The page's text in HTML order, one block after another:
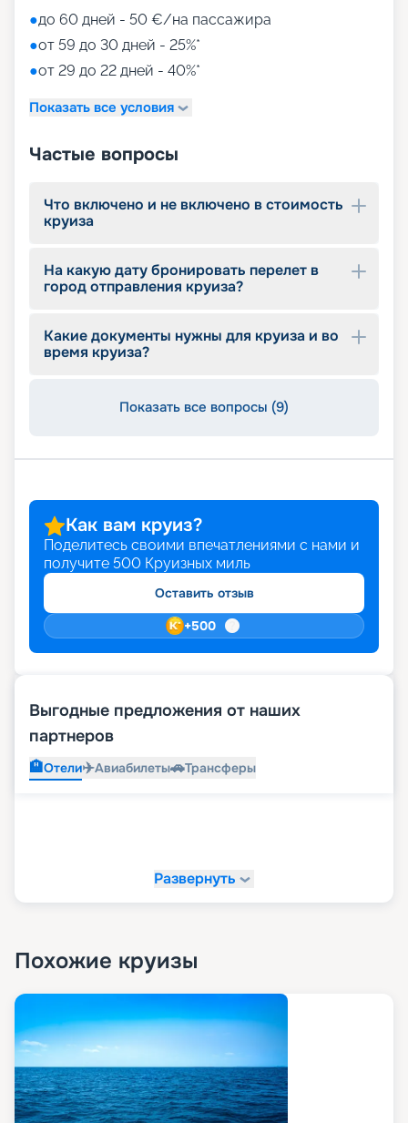
●до 60 дней - 50 €/на пассажира
●от 59 до 30 дней - 25%*
●от 29 до 22 дней - 40%*
Показать все условия
Частые вопросы
Что включено и не включено в стоимость
круиза
На какую дату бронировать перелет в
город отправления круиза?
Какие документы нужны для круиза и во
время круиза?
Показать все вопросы (9)
Как вам круиз?
Поделитесь своими впечатлениями с нами и
получите 500 Круизных миль
Оставить отзыв
+500
Выгодные предложения от наших
партнеров
🏨Отели✈️Авиабилеты🚗Трансферы
Развернуть
Похожие круизы